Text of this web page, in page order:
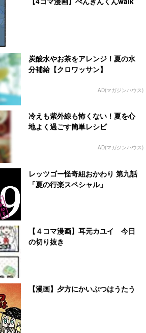
炭酸水やお茶をアレンジ！夏の水
分補給【クロワッサン】
AD(マガジンハウス)
冷えも紫外線も怖くない！夏を心
地よく過ごす簡単レシピ
AD(マガジンハウス)
レッツゴー怪奇組おかわり 第九話
「夏の行楽スペシャル」
【４コマ漫画】耳元カユイ 今日
の切り抜き
【漫画】夕方にかいぶつはうたう